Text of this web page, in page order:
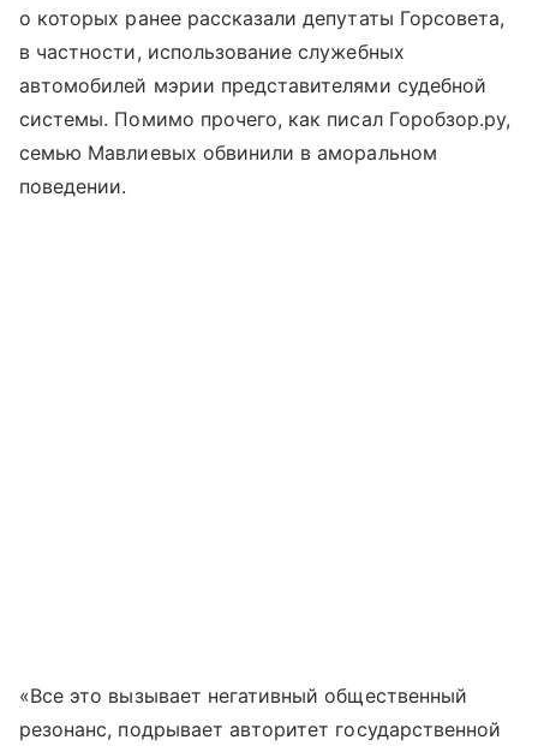
о которых ранее рассказали депутаты Горсовета,
в частности, использование служебных
автомобилей мэрии представителями судебной
системы. Помимо прочего, как писал Горобзор.ру,
семью Мавлиевых обвинили в аморальном
поведении.
«Все это вызывает негативный общественный
резонанс, подрывает авторитет государственной